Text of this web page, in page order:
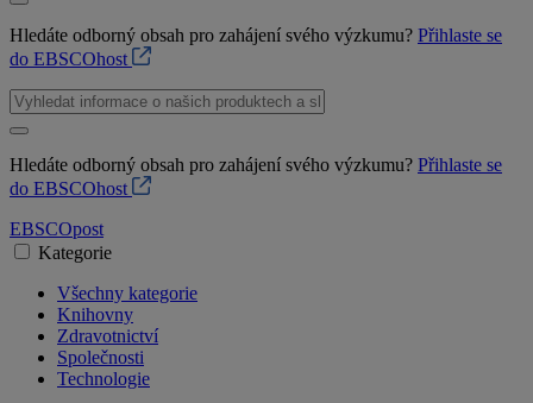
Hledáte odborný obsah pro zahájení svého výzkumu? Přihlaste se
do EBSCOhost
Hledáte odborný obsah pro zahájení svého výzkumu? Přihlaste se
do EBSCOhost
EBSCOpost
Kategorie
Všechny kategorie
Knihovny
Zdravotnictví
Společnosti
Technologie